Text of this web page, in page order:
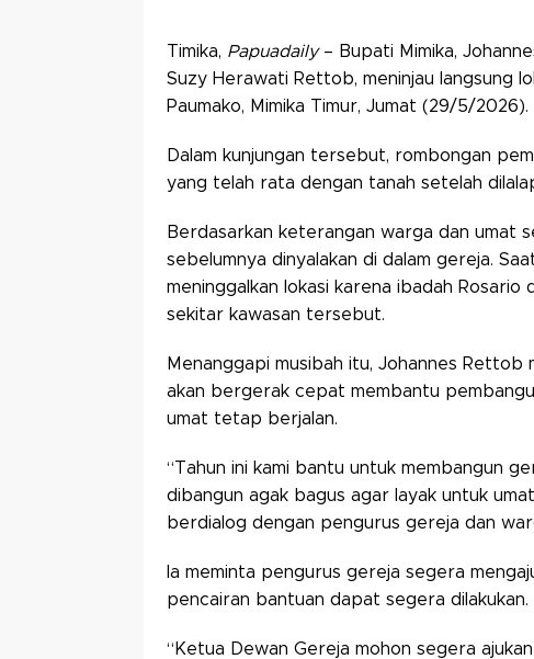
Timika, Papuadaily– Bupati Mimika,
Suzy Herawati Rettob, meninjau langsung
Paumako, Mimika Timur, Jumat (29/5/2026).
Dalam kunjungan tersebut, rombongan
yang telah rata dengan tanah setelah
Berdasarkan keterangan warga dan umat
sebelumnya dinyalakan di dalam gereja.
meninggalkan lokasi karena ibadah Rosario
sekitar kawasan tersebut.
Menanggapi musibah itu, Johannes Rettob
akan bergerak cepat membantu
umat tetap berjalan.
“Tahun ini kami bantu untuk membangun
dibangun agak bagus agar layak untuk
berdialog dengan pengurus gereja dan
Ia meminta pengurus gereja segera
pencairan bantuan dapat segera dilakukan.
“Ketua Dewan Gereja mohon segera